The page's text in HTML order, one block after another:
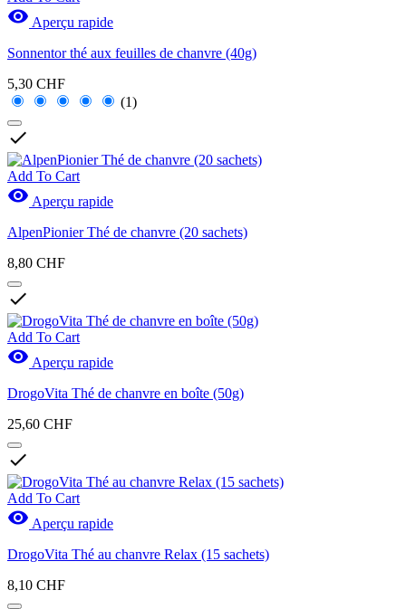
 Aperçu rapide
Sonnentor thé aux feuilles de chanvre (40g)
5,30 CHF
(1)

Add To Cart
 Aperçu rapide
AlpenPionier Thé de chanvre (20 sachets)
8,80 CHF

Add To Cart
 Aperçu rapide
DrogoVita Thé de chanvre en boîte (50g)
25,60 CHF

Add To Cart
 Aperçu rapide
DrogoVita Thé au chanvre Relax (15 sachets)
8,10 CHF